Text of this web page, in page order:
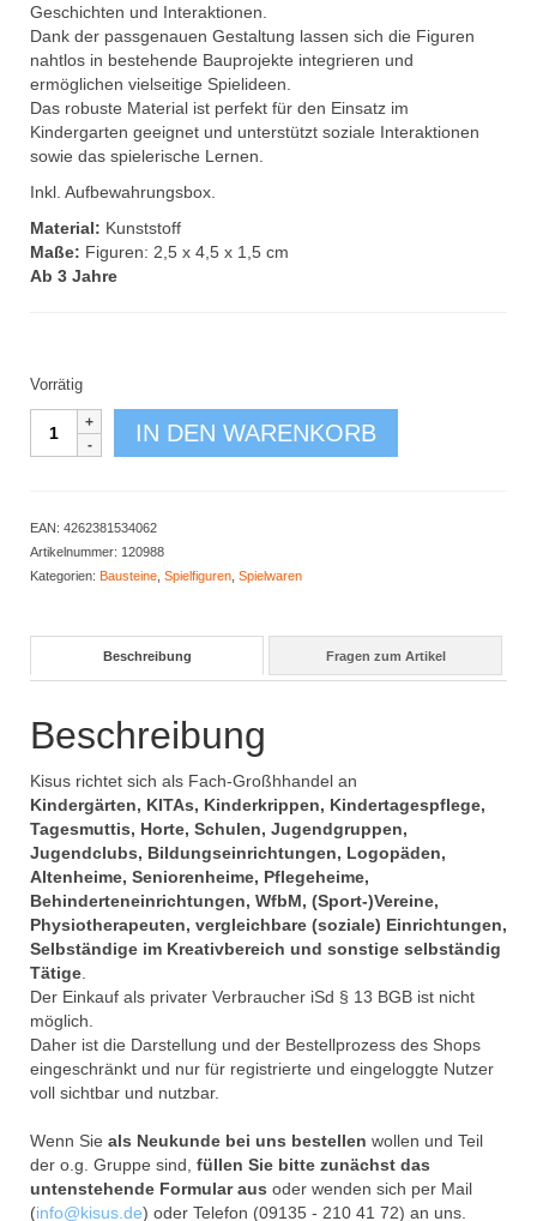
Geschichten und Interaktionen.
Dank der passgenauen Gestaltung lassen sich die Figuren
nahtlos in bestehende Bauprojekte integrieren und
ermöglichen vielseitige Spielideen.
Das robuste Material ist perfekt für den Einsatz im
Kindergarten geeignet und unterstützt soziale Interaktionen
sowie das spielerische Lernen.
Inkl. Aufbewahrungsbox.
Material: Kunststoff
Maße: Figuren: 2,5 x 4,5 x 1,5 cm
Ab 3 Jahre
Vorrätig
Klemmbaustein-
Set
IN DEN WARENKORB
EAN: 4262381534062
Artikelnummer: 120988
Kategorien: Bausteine Spielfiguren Spielwaren
Beschreibung Fragen zum Artikel
Beschreibung
Kisus richtet sich als Fach-Großhhandel an
Kindergärten, KITAs, Kinderkrippen, Kindertagespflege,
Tagesmuttis, Horte, Schulen, Jugendgruppen,
Jugendclubs, Bildungseinrichtungen, Logopäden,
Altenheime, Seniorenheime, Pflegeheime,
Behinderteneinrichtungen, WfbM, (Sport-)Vereine,
Physiotherapeuten, vergleichbare (soziale) Einrichtungen,
Selbständige im Kreativbereich und sonstige selbständig
Tätige.
Der Einkauf als privater Verbraucher iSd § 13 BGB ist nicht
möglich.
Daher ist die Darstellung und der Bestellprozess des Shops
eingeschränkt und nur für registrierte und eingeloggte Nutzer
voll sichtbar und nutzbar.
Wenn Sie als Neukunde bei uns bestellen wollen und Teil
der o.g. Gruppe sind, füllen Sie bitte zunächst das
untenstehende Formular aus oder wenden sich per Mail
(info@kisus.de) oder Telefon (09135 - 210 41 72) an uns.